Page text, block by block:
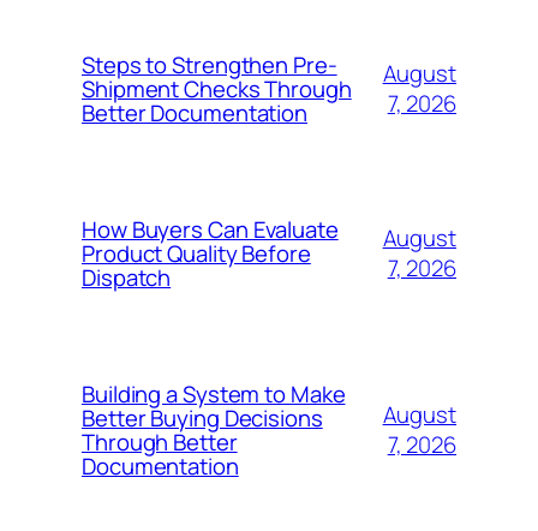
Steps to Strengthen Pre-
Shipment Checks Through
Better Documentation
August
7, 2026
How Buyers Can Evaluate
Product Quality Before
Dispatch
August
7, 2026
Building a System to Make
Better Buying Decisions
Through Better
Documentation
August
7, 2026